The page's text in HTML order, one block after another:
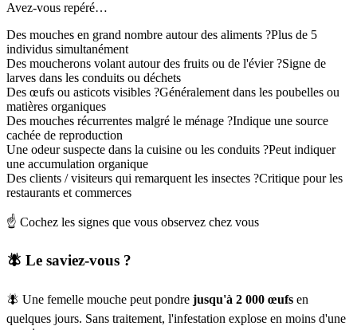
Avez-vous repéré…
Des mouches en grand nombre autour des aliments ?Plus de 5
individus simultanément
Des moucherons volant autour des fruits ou de l'évier ?Signe de
larves dans les conduits ou déchets
Des œufs ou asticots visibles ?Généralement dans les poubelles ou
matières organiques
Des mouches récurrentes malgré le ménage ?Indique une source
cachée de reproduction
Une odeur suspecte dans la cuisine ou les conduits ?Peut indiquer
une accumulation organique
Des clients / visiteurs qui remarquent les insectes ?Critique pour les
restaurants et commerces
☝️ Cochez les signes que vous observez chez vous
🪰 Le saviez-vous ?
🪰 Une femelle mouche peut pondre jusqu'à 2 000 œufs en
quelques jours. Sans traitement, l'infestation explose en moins d'une